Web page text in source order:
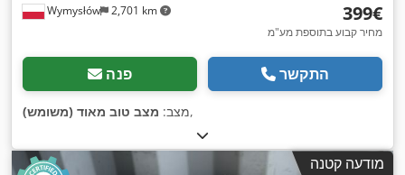
Wymysłów 2,701 km ‏399 ‏€
מחיר קבוע בתוספת מע"מ
פנה התקשר
מצב: מצב טוב מאוד (משומש) ,
מודעה קטנה